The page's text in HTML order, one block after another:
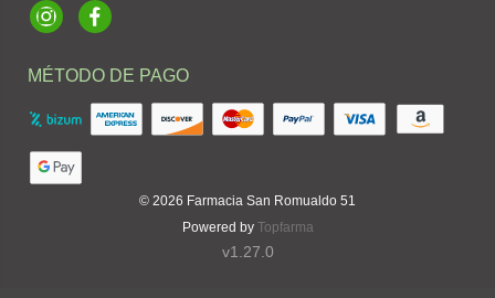
InstagramFacebook
MÉTODO DE PAGO
© 2026 Farmacia San Romualdo 51
Powered by Topfarma
v1.27.0